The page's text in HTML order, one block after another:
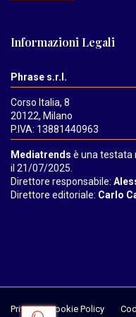
Informazioni Legali
Phrase s.r.l.
Corso Italia, 8
20122, Milano
P.IVA: 13881440963
Mediatrends è una testata
il 21/07/2025.
Direttore responsabile:
Direttore editoriale: Carlo
Privacy & Cookie Policy